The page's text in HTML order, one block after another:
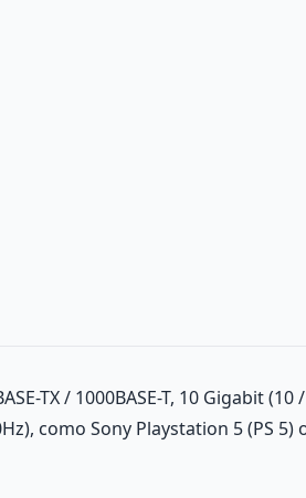
TX / 1000BASE-T, 10 Gigabit
como Sony Playstation 5 (PS